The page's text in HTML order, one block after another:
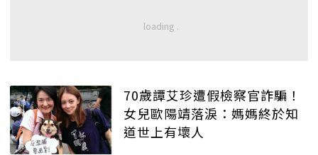
70歲譚艾珍遭假檢察官詐騙！
女兒歐陽靖落淚：媽媽終於知
道世上有壞人